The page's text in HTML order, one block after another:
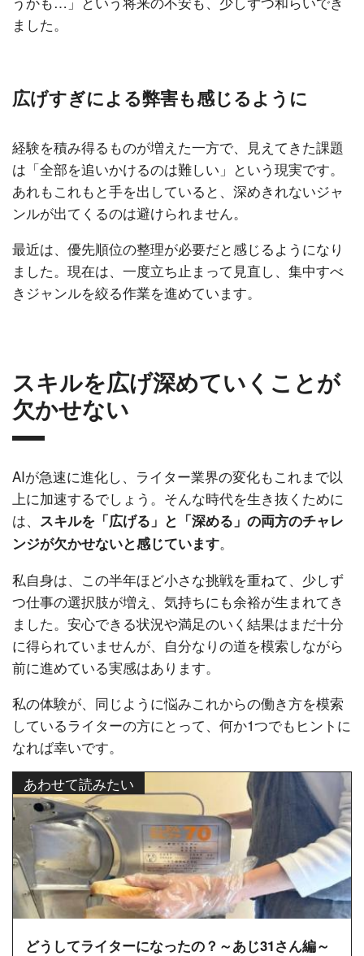
ました。
広げすぎによる弊害も感じるように
経験を積み得るものが増えた一方で、見えてきた課題
は「全部を追いかけるのは難しい」という現実です。
あれもこれもと手を出していると、深めきれないジャ
ンルが出てくるのは避けられません。
最近は、優先順位の整理が必要だと感じるようになり
ました。現在は、一度立ち止まって見直し、集中すべ
きジャンルを絞る作業を進めています。
スキルを広げ深めていくことが
欠かせない
AIが急速に進化し、ライター業界の変化もこれまで以
上に加速するでしょう。そんな時代を生き抜くために
は、
スキルを「広げる」と「深める」の両方のチャレ
ンジが欠かせないと感じています。
私自身は、この半年ほど小さな挑戦を重ねて、少しず
つ仕事の選択肢が増え、気持ちにも余裕が生まれてき
ました。安心できる状況や満足のいく結果はまだ十分
に得られていませんが、自分なりの道を模索しながら
前に進めている実感はあります。
私の体験が、同じように悩みこれからの働き方を模索
しているライターの方にとって、何か1つでもヒントに
なれば幸いです。
あわせて読みたい
どうしてライターになったの？～あじ31さん編～